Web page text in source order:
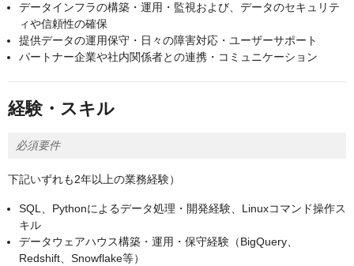
データインフラの構築・運用・監視および、データのセキュリテ
ィや信頼性の確保
提供データの運用保守・日々の障害対応・ユーザーサポート
パートナー企業や社内関係者との連携・コミュニケーション
経験・スキル
必須要件
下記いずれも2年以上の業務経験）
SQL、Pythonによるデータ処理・開発経験、Linuxコマンド操作ス
キル
データウェアハウス構築・運用・保守経験（BigQuery、
Redshift、Snowflake等）